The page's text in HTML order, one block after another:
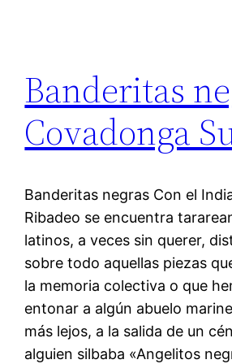
Banderitas
Covadonga
Banderitas negras Con el
Ribadeo se encuentra
latinos, a veces sin querer,
sobre todo aquellas piezas
la memoria colectiva o que
entonar a algún abuelo
más lejos, a la salida de un
alguien silbaba «Angelitos